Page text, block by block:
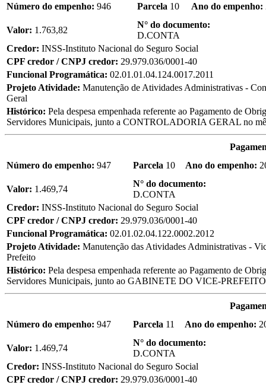
Número do empenho: 946 Parcela 10 Ano do empenho:
Valor: 1.763,82
N° do documento:
D.CONTA
Credor: INSS-Instituto Nacional do Seguro Social
CPF credor / CNPJ credor: 29.979.036/0001-40
Funcional Programática: 02.01.01.04.124.0017.2011
Projeto Atividade: Manutenção de Atividades Administrativas -
Geral
Histórico: Pela despesa empenhada referente ao Pagamento de
Servidores Municipais, junto a CONTROLADORIA GERAL no
Número do empenho: 947 Parcela 10 Ano do empenho:
Valor: 1.469,74
N° do documento:
D.CONTA
Credor: INSS-Instituto Nacional do Seguro Social
CPF credor / CNPJ credor: 29.979.036/0001-40
Funcional Programática: 02.01.02.04.122.0002.2012
Projeto Atividade: Manutenção das Atividades Administrativas -
Prefeito
Histórico: Pela despesa empenhada referente ao Pagamento de
Servidores Municipais, junto ao GABINETE DO VICE-
Número do empenho: 947 Parcela 11 Ano do empenho:
Valor: 1.469,74
N° do documento:
D.CONTA
Credor: INSS-Instituto Nacional do Seguro Social
CPF credor / CNPJ credor: 29.979.036/0001-40